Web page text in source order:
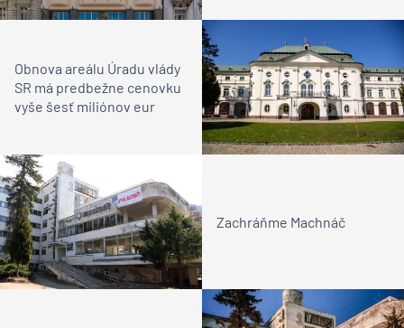
Obnova areálu Úradu vlády
SR má predbežne cenovku
vyše šesť miliónov eur
Zachráňme Machnáč